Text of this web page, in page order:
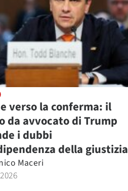
verso la conferma: il
da avvocato di Trump
i dubbi
della giustizia
Maceri